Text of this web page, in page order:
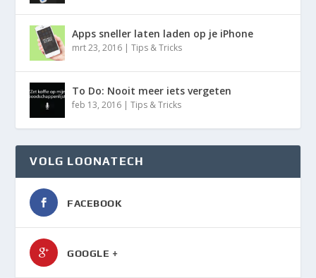
Apps sneller laten laden op je iPhone
mrt 23, 2016 |Tips & Tricks
To Do: Nooit meer iets vergeten
feb 13, 2016 |Tips & Tricks
VOLG LOONATECH
FACEBOOK
GOOGLE +